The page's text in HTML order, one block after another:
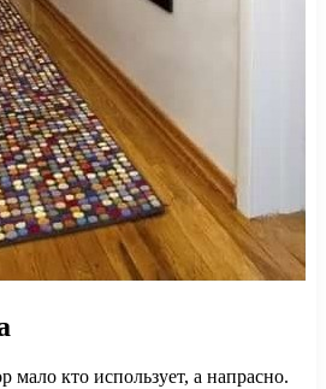
мало кто использует, а напрасно.